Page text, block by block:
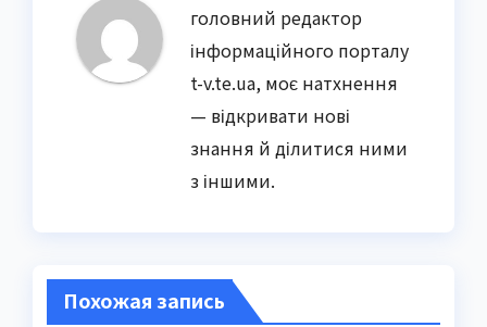
головний редактор
інформаційного порталу
t-v.te.ua, моє натхнення
— відкривати нові
знання й ділитися ними
з іншими.
Похожая запись